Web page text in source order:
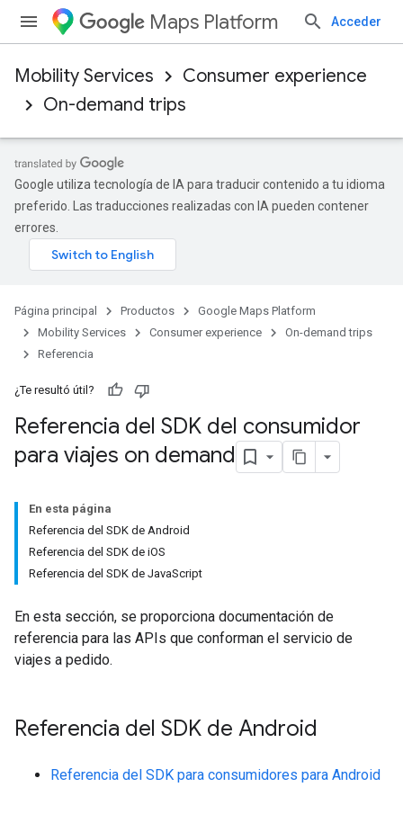
Maps Platform Acceder
Mobility Services
Consumer experience
On-demand trips
Google utiliza tecnología de IA para traducir contenido a tu idioma
preferido. Las traducciones realizadas con IA pueden contener
errores.
Página principal Productos
Google Maps Platform
Mobility Services
Consumer experience
On-demand trips
Referencia
¿Te resultó útil?
Referencia del SDK del consumidor
para viajes on demand
En esta página
Referencia del SDK de Android
Referencia del SDK de iOS
Referencia del SDK de JavaScript
En esta sección, se proporciona documentación de
referencia para las APIs que conforman el servicio de
viajes a pedido.
Referencia del SDK de Android
Referencia del SDK para consumidores para Android